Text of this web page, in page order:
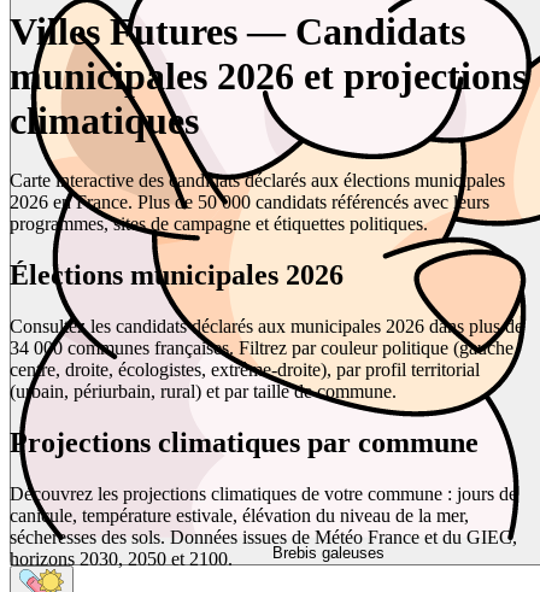
Brebis galeuses
Villes Futures — Candidats
municipales 2026 et projections
climatiques
Carte interactive des candidats déclarés aux élections municipales
2026 en France. Plus de 50 000 candidats référencés avec leurs
programmes, sites de campagne et étiquettes politiques.
Élections municipales 2026
Consultez les candidats déclarés aux municipales 2026 dans plus de
34 000 communes françaises. Filtrez par couleur politique (gauche,
centre, droite, écologistes, extrême-droite), par profil territorial
(urbain, périurbain, rural) et par taille de commune.
Projections climatiques par commune
Découvrez les projections climatiques de votre commune : jours de
canicule, température estivale, élévation du niveau de la mer,
sécheresses des sols. Données issues de Météo France et du GIEC,
horizons 2030, 2050 et 2100.